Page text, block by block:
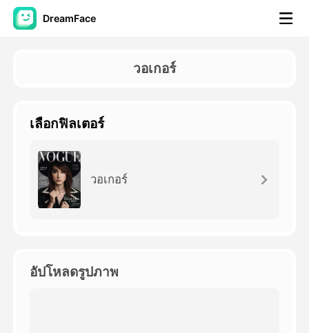
DreamFace
วิดีโอ AI
รูปถ่าย
เครื่องมืออื่น ๆ
วอเกอร์
เลือกฟิลเตอร์
วอเกอร์
อัปโหลดรูปภาพ